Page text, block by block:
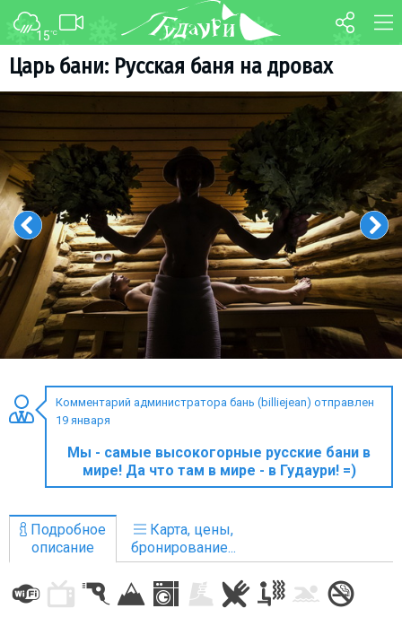
15°C
Царь бани: Русская баня на дровах
Комментарий администратора бань (billiejean) отправлен
19 января
Мы - самые высокогорные русские бани в
мире! Да что там в мире - в Гудаури! =)
Подробное
описание
Карта, цены,
бронирование...
ФОРУМ КАРТА
WEBCAM
ТРАНСФЕР
О курорте
Схема трасс
Ски-пасс
Инструкторы
Прокат
Ски-сервис
Дети в Гудаури
Развлечения
Календарь событий
Гудаури
INFO
ПРОЖИВАНИЕ
Квартиры
Коттеджи
Отели
%
Горячие предложения